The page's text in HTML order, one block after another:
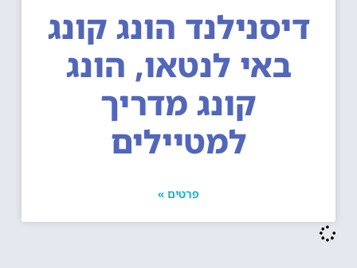
דיסנילנד הונג קונג
באי לנטאו, הונג
קונג מדריך
למטיילים
פרטים »